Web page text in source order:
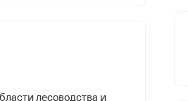
лесоводства и